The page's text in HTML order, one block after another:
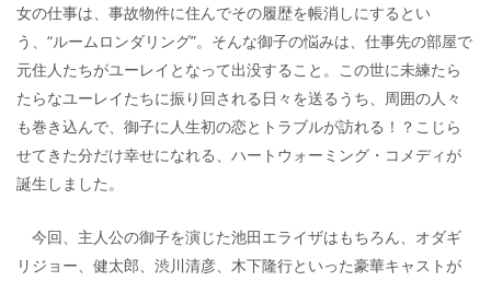
女の仕事は、事故物件に住んでその履歴を帳消しにするとい
う、“ルームロンダリング”。そんな御子の悩みは、仕事先の部屋で
元住人たちがユーレイとなって出没すること。この世に未練たら
たらなユーレイたちに振り回される日々を送るうち、周囲の人々
も巻き込んで、御子に人生初の恋とトラブルが訪れる！？こじら
せてきた分だけ幸せになれる、ハートウォーミング・コメディが
誕生しました。
今回、主人公の御子を演じた池田エライザはもちろん、オダギ
リジョー、健太郎、渋川清彦、木下隆行といった豪華キャストが